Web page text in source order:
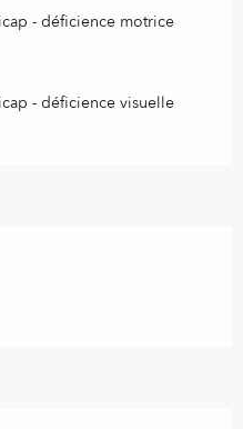
- déficience motrice
- déficience visuelle